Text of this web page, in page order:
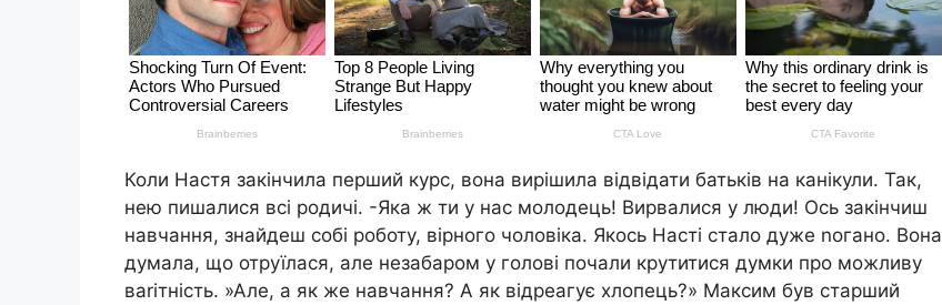
Коли Настя закінчила перший курс, вона вирішила відвідати батьків на канікули. Так,
нею пишалися всі родичі. -Яка ж ти у нас молодець! Вирвалися у люди! Ось закінчиш
навчання, знайдеш собі роботу, вірного чоловіка. Якось Насті стало дуже nогано. Вона
думала, що отруїлася, але незабаром у голові почали крутитися думки про можливу
ваrітність. »Але, а як же навчання? А як відреагує хлопець?» Максим був старший